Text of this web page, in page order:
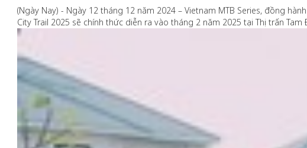
(Ngày Nay) - Ngày 12 tháng 12 năm 2024 – Vietnam MTB Series, đồng
City Trail 2025 sẽ chính thức diễn ra vào tháng 2 năm 2025 tại Thị trấn Tam